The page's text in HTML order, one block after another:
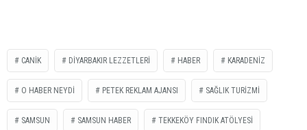
CANİK DİYARBAKIR LEZZETLERİ HABER KARADENİZ
O HABER NEYDİ PETEK REKLAM AJANSI SAĞLIK TURİZMİ
SAMSUN SAMSUN HABER TEKKEKÖY FINDIK ATÖLYESI